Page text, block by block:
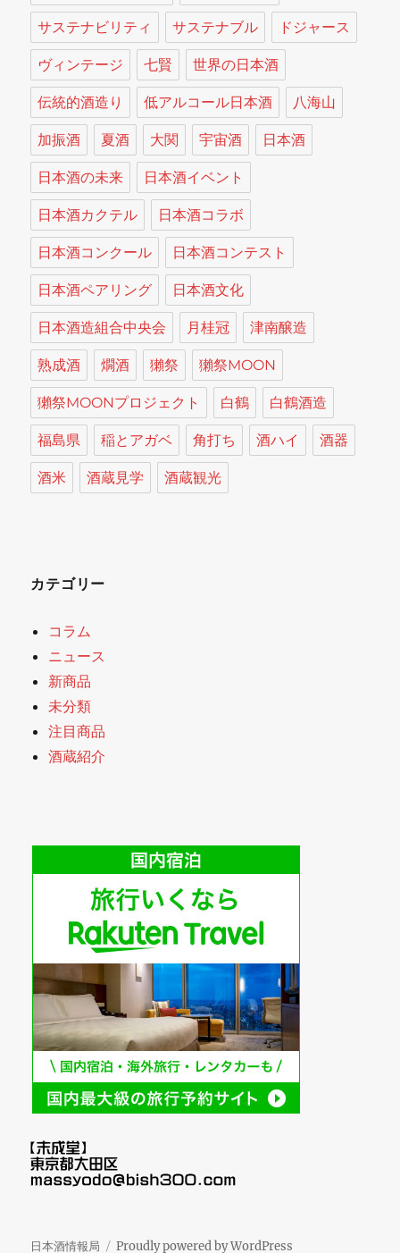
サステナビリティ サステナブル ドジャース
ヴィンテージ 七賢 世界の日本酒
伝統的酒造り 低アルコール日本酒 八海山
加振酒 夏酒 大関 宇宙酒 日本酒
日本酒の未来 日本酒イベント
日本酒カクテル 日本酒コラボ
日本酒コンクール 日本酒コンテスト
日本酒ペアリング 日本酒文化
日本酒造組合中央会 月桂冠 津南醸造
熟成酒 燗酒 獺祭 獺祭MOON
獺祭MOONプロジェクト 白鶴 白鶴酒造
福島県 稲とアガベ 角打ち 酒ハイ 酒器
酒米 酒蔵見学 酒蔵観光
カテゴリー
コラム
ニュース
新商品
未分類
注目商品
酒蔵紹介
日本酒情報局 Proudly powered by WordPress